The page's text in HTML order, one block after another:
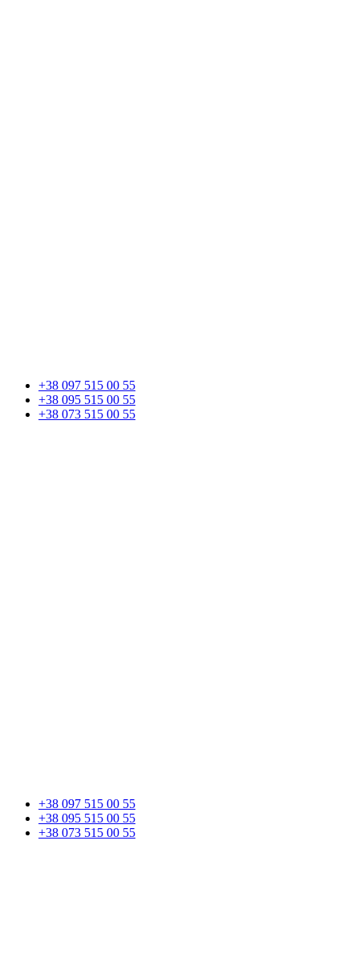
+38 097 515 00 55
+38 095 515 00 55
+38 073 515 00 55
+38 097 515 00 55
+38 095 515 00 55
+38 073 515 00 55